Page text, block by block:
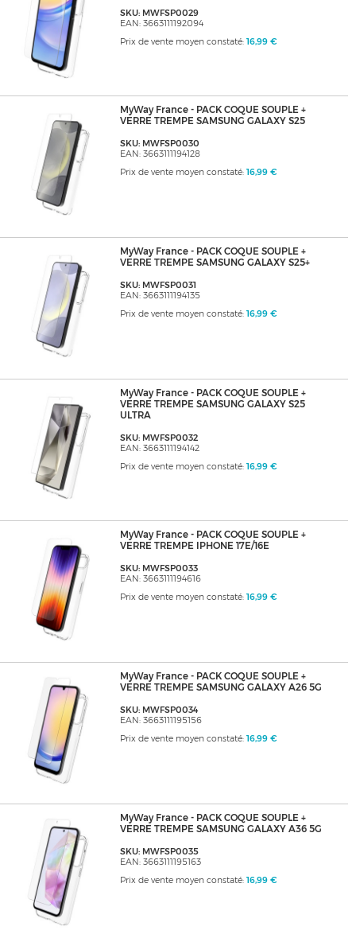
SKU: MWFSP0029
EAN: 3663111192094
Prix de vente moyen constaté: 16,99 €
MyWay France - PACK COQUE SOUPLE +
VERRE TREMPE SAMSUNG GALAXY S25
SKU: MWFSP0030
EAN: 3663111194128
Prix de vente moyen constaté: 16,99 €
MyWay France - PACK COQUE SOUPLE +
VERRE TREMPE SAMSUNG GALAXY S25+
SKU: MWFSP0031
EAN: 3663111194135
Prix de vente moyen constaté: 16,99 €
MyWay France - PACK COQUE SOUPLE +
VERRE TREMPE SAMSUNG GALAXY S25
ULTRA
SKU: MWFSP0032
EAN: 3663111194142
Prix de vente moyen constaté: 16,99 €
MyWay France - PACK COQUE SOUPLE +
VERRE TREMPE IPHONE 17E/16E
SKU: MWFSP0033
EAN: 3663111194616
Prix de vente moyen constaté: 16,99 €
MyWay France - PACK COQUE SOUPLE +
VERRE TREMPE SAMSUNG GALAXY A26 5G
SKU: MWFSP0034
EAN: 3663111195156
Prix de vente moyen constaté: 16,99 €
MyWay France - PACK COQUE SOUPLE +
VERRE TREMPE SAMSUNG GALAXY A36 5G
SKU: MWFSP0035
EAN: 3663111195163
Prix de vente moyen constaté: 16,99 €